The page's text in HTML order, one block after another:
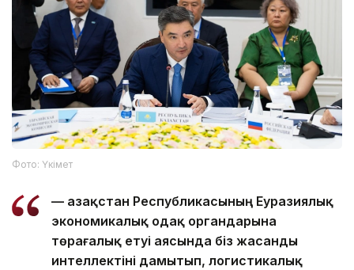
Фото: Үкімет
— Қазақстан Республикасының Еуразиялық
экономикалық одақ органдарына
төрағалық етуі аясында біз жасанды
интеллектіні дамытып, логистикалық